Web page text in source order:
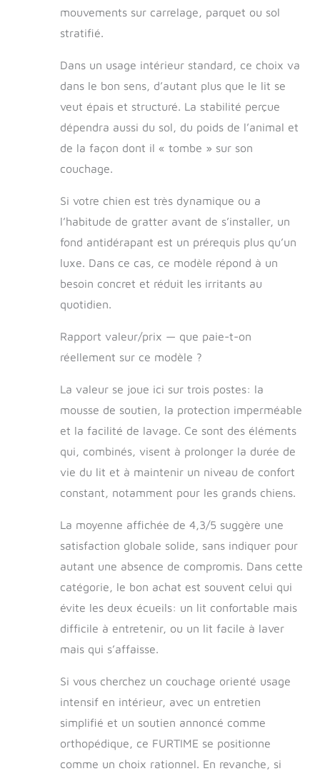
mouvements sur carrelage, parquet ou sol
stratifié.
Dans un usage intérieur standard, ce choix va
dans le bon sens, d’autant plus que le lit se
veut épais et structuré. La stabilité perçue
dépendra aussi du sol, du poids de l’animal et
de la façon dont il « tombe » sur son
couchage.
Si votre chien est très dynamique ou a
l’habitude de gratter avant de s’installer, un
fond antidérapant est un prérequis plus qu’un
luxe. Dans ce cas, ce modèle répond à un
besoin concret et réduit les irritants au
quotidien.
Rapport valeur/prix — que paie-t-on
réellement sur ce modèle ?
La valeur se joue ici sur trois postes: la
mousse de soutien, la protection imperméable
et la facilité de lavage. Ce sont des éléments
qui, combinés, visent à prolonger la durée de
vie du lit et à maintenir un niveau de confort
constant, notamment pour les grands chiens.
La moyenne affichée de 4,3/5 suggère une
satisfaction globale solide, sans indiquer pour
autant une absence de compromis. Dans cette
catégorie, le bon achat est souvent celui qui
évite les deux écueils: un lit confortable mais
difficile à entretenir, ou un lit facile à laver
mais qui s’affaisse.
Si vous cherchez un couchage orienté usage
intensif en intérieur, avec un entretien
simplifié et un soutien annoncé comme
orthopédique, ce FURTIME se positionne
comme un choix rationnel. En revanche, si